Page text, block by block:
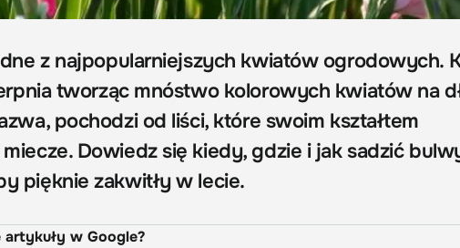
z najpopularniejszych kwiatów ogrodowych.
tworząc mnóstwo kolorowych kwiatów na
pochodzi od liści, które swoim kształtem
Dowiedz się kiedy, gdzie i jak sadzić
pięknie zakwitły w lecie.
artykuły w Google?